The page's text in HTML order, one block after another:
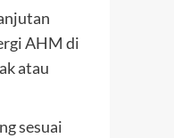
AHM di
atau
sesuai